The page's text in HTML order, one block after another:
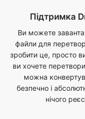
зробити це, просто
ви хочете
можна
безпечно і
нічого